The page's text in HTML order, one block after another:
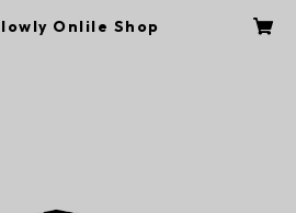
Onlile Shop